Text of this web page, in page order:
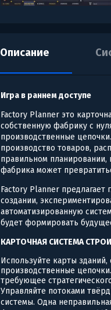
Описание
Игра в раннем доступе
Factory Planner это
собственную фабрику с
производственные
производство товаров,
правильном
фабрика может
Factory Planner предлагает
создании,
автоматизированную
будет формировать
КАРТОЧНАЯ СИСТЕМА
Используйте карты
производственные
требующее
Управляйте потоками
системы. Одна